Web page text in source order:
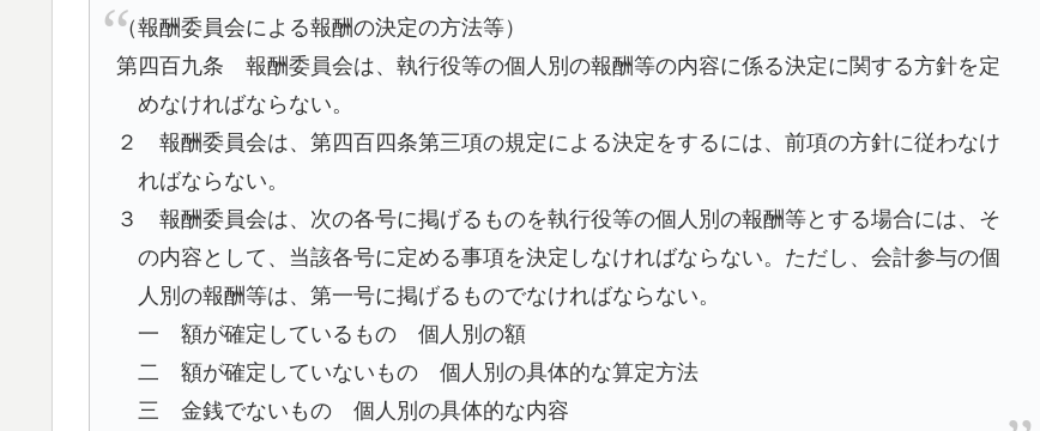
（報酬委員会による報酬の決定の方法等）
第四百九条 報酬委員会は、執行役等の個人別の報酬等の内容に係る決定に関する方針を定
めなければならない。
２ 報酬委員会は、第四百四条第三項の規定による決定をするには、前項の方針に従わなけ
ればならない。
３ 報酬委員会は、次の各号に掲げるものを執行役等の個人別の報酬等とする場合には、そ
の内容として、当該各号に定める事項を決定しなければならない。ただし、会計参与の個
人別の報酬等は、第一号に掲げるものでなければならない。
一 額が確定しているもの 個人別の額
二 額が確定していないもの 個人別の具体的な算定方法
三 金銭でないもの 個人別の具体的な内容